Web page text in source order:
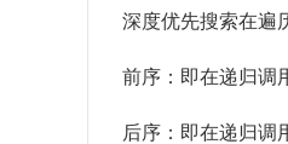
深度优先搜索在遍
前序：即在递归调
后序：即在递归调